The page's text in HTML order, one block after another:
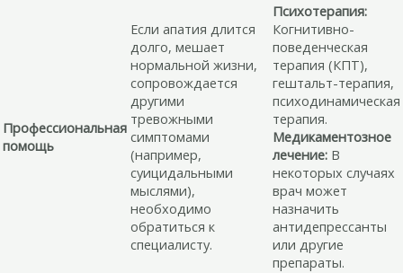
Профессиональная
помощь
Если апатия длится
долго, мешает
нормальной жизни,
сопровождается
другими
тревожными
симптомами
(например,
суицидальными
мыслями),
необходимо
обратиться к
специалисту.
Психотерапия:
Когнитивно-
поведенческая
терапия (КПТ),
гештальт-терапия,
психодинамическая
терапия.
Медикаментозное
лечение: В
некоторых случаях
врач может
назначить
антидепрессанты
или другие
препараты.